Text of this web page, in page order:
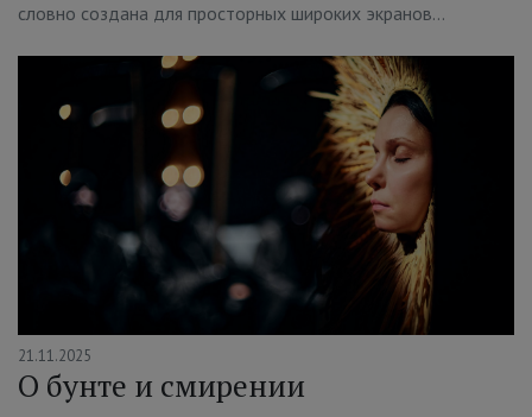
словно создана для просторных широких экранов…
21.11.2025
О бунте и смирении